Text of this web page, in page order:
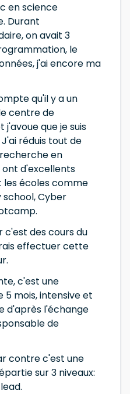
en science
Durant
on avait 3
le
j'ai encore ma
qu'il y a un
centre de
que je suis
réduis tout de
en
d'excellents
écoles comme
Cyber
c'est des cours du
effectuer cette
c'est une
mois, intensive et
d'après l'échange
de
contre c'est une
sur 3 niveaux: